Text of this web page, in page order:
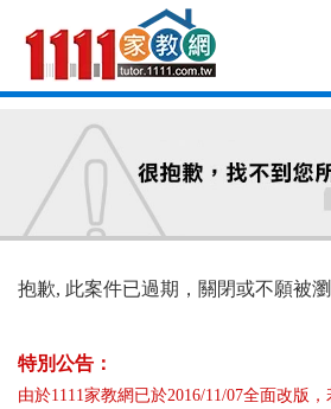
抱歉, 此案件已過期，關閉或不願被
特別公告：
由於1111家教網已於2016/11/07全面改版